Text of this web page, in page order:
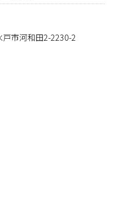
市河和田2-2230-2